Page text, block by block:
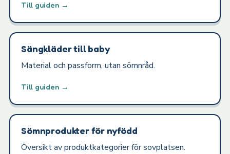
Till guiden →
Sängkläder till baby
Material och passform, utan sömnråd.
Till guiden →
Sömnprodukter för nyfödd
Översikt av produktkategorier för sovplatsen.